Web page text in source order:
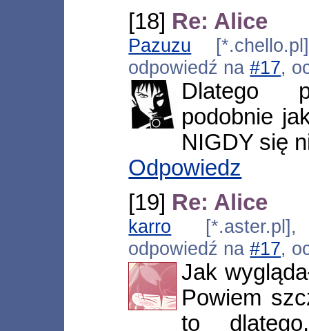
[18] Re: Alice
Pazuzu
odpowiedź na#17,
Dlatego
podobnie
NIGDY się
Odpowiedz
[19] Re: Alice
karro [*.aster.pl],
odpowiedź na#17,
Jak
Powiem
to